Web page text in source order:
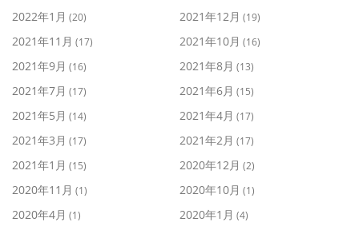
2022年1月 (20) 2021年12月 (19)
2021年11月 (17) 2021年10月 (16)
2021年9月 (16) 2021年8月 (13)
2021年7月 (17) 2021年6月 (15)
2021年5月 (14) 2021年4月 (17)
2021年3月 (17) 2021年2月 (17)
2021年1月 (15) 2020年12月 (2)
2020年11月 (1) 2020年10月 (1)
2020年4月 (1) 2020年1月 (4)